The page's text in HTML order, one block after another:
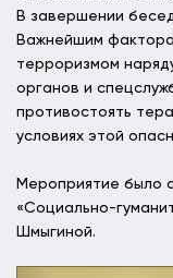
В завершении
Важнейшим
терроризмом
органов и
противостоять
условиях этой
Мероприятие было
«Социально-
Шмыгиной.